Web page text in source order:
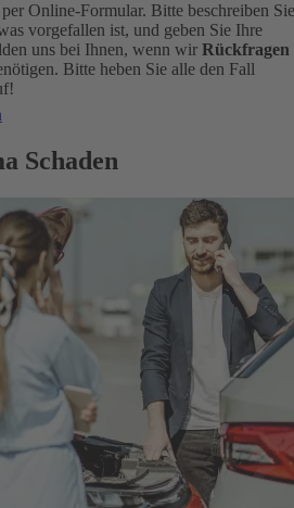
Online-Formular. Bitte beschreiben Sie
vorgefallen ist, und geben Sie Ihre
uns bei Ihnen, wenn wir Rückfragen
Bitte heben Sie alle den Fall
Schaden